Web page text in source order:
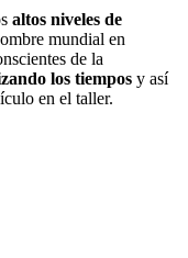
altos niveles de
mundial en
de la
los tiempos y así
en el taller.